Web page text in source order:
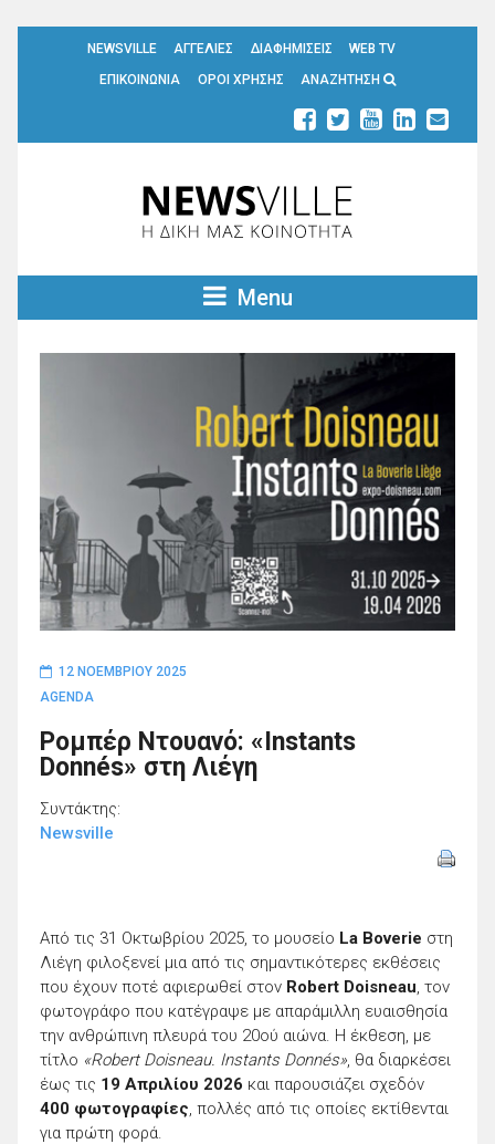
NEWSVILLE ΑΓΓΕΛΙΕΣ ΔΙΑΦΗΜΙΣΕΙΣ
WEB TV
ΕΠΙΚΟΙΝΩΝΙΑ
ΟΡΟΙ ΧΡΗΣΗΣ ΑΝΑΖΗΤΗΣΗ
Menu
12 ΝΟΕΜΒΡΊΟΥ 2025
AGENDA
Ρομπέρ Ντουανό: «Instants
Donnés» στη Λιέγη
Συντάκτης:
Newsville
Από τις 31 Οκτωβρίου 2025, το μουσείο La Boverie στη
Λιέγη φιλοξενεί μια από τις σημαντικότερες εκθέσεις
που έχουν ποτέ αφιερωθεί στον Robert Doisneau, τον
φωτογράφο που κατέγραψε με απαράμιλλη ευαισθησία
την ανθρώπινη πλευρά του 20ού αιώνα. Η έκθεση, με
τίτλο «Robert Doisneau. Instants Donnés», θα διαρκέσει
έως τις 19 Απριλίου 2026 και παρουσιάζει σχεδόν
400 φωτογραφίες, πολλές από τις οποίες εκτίθενται
για πρώτη φορά.